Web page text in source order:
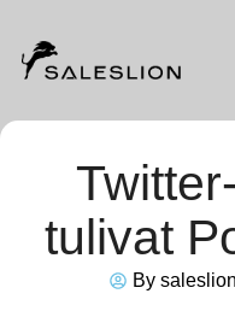
tulivat
By saleslion